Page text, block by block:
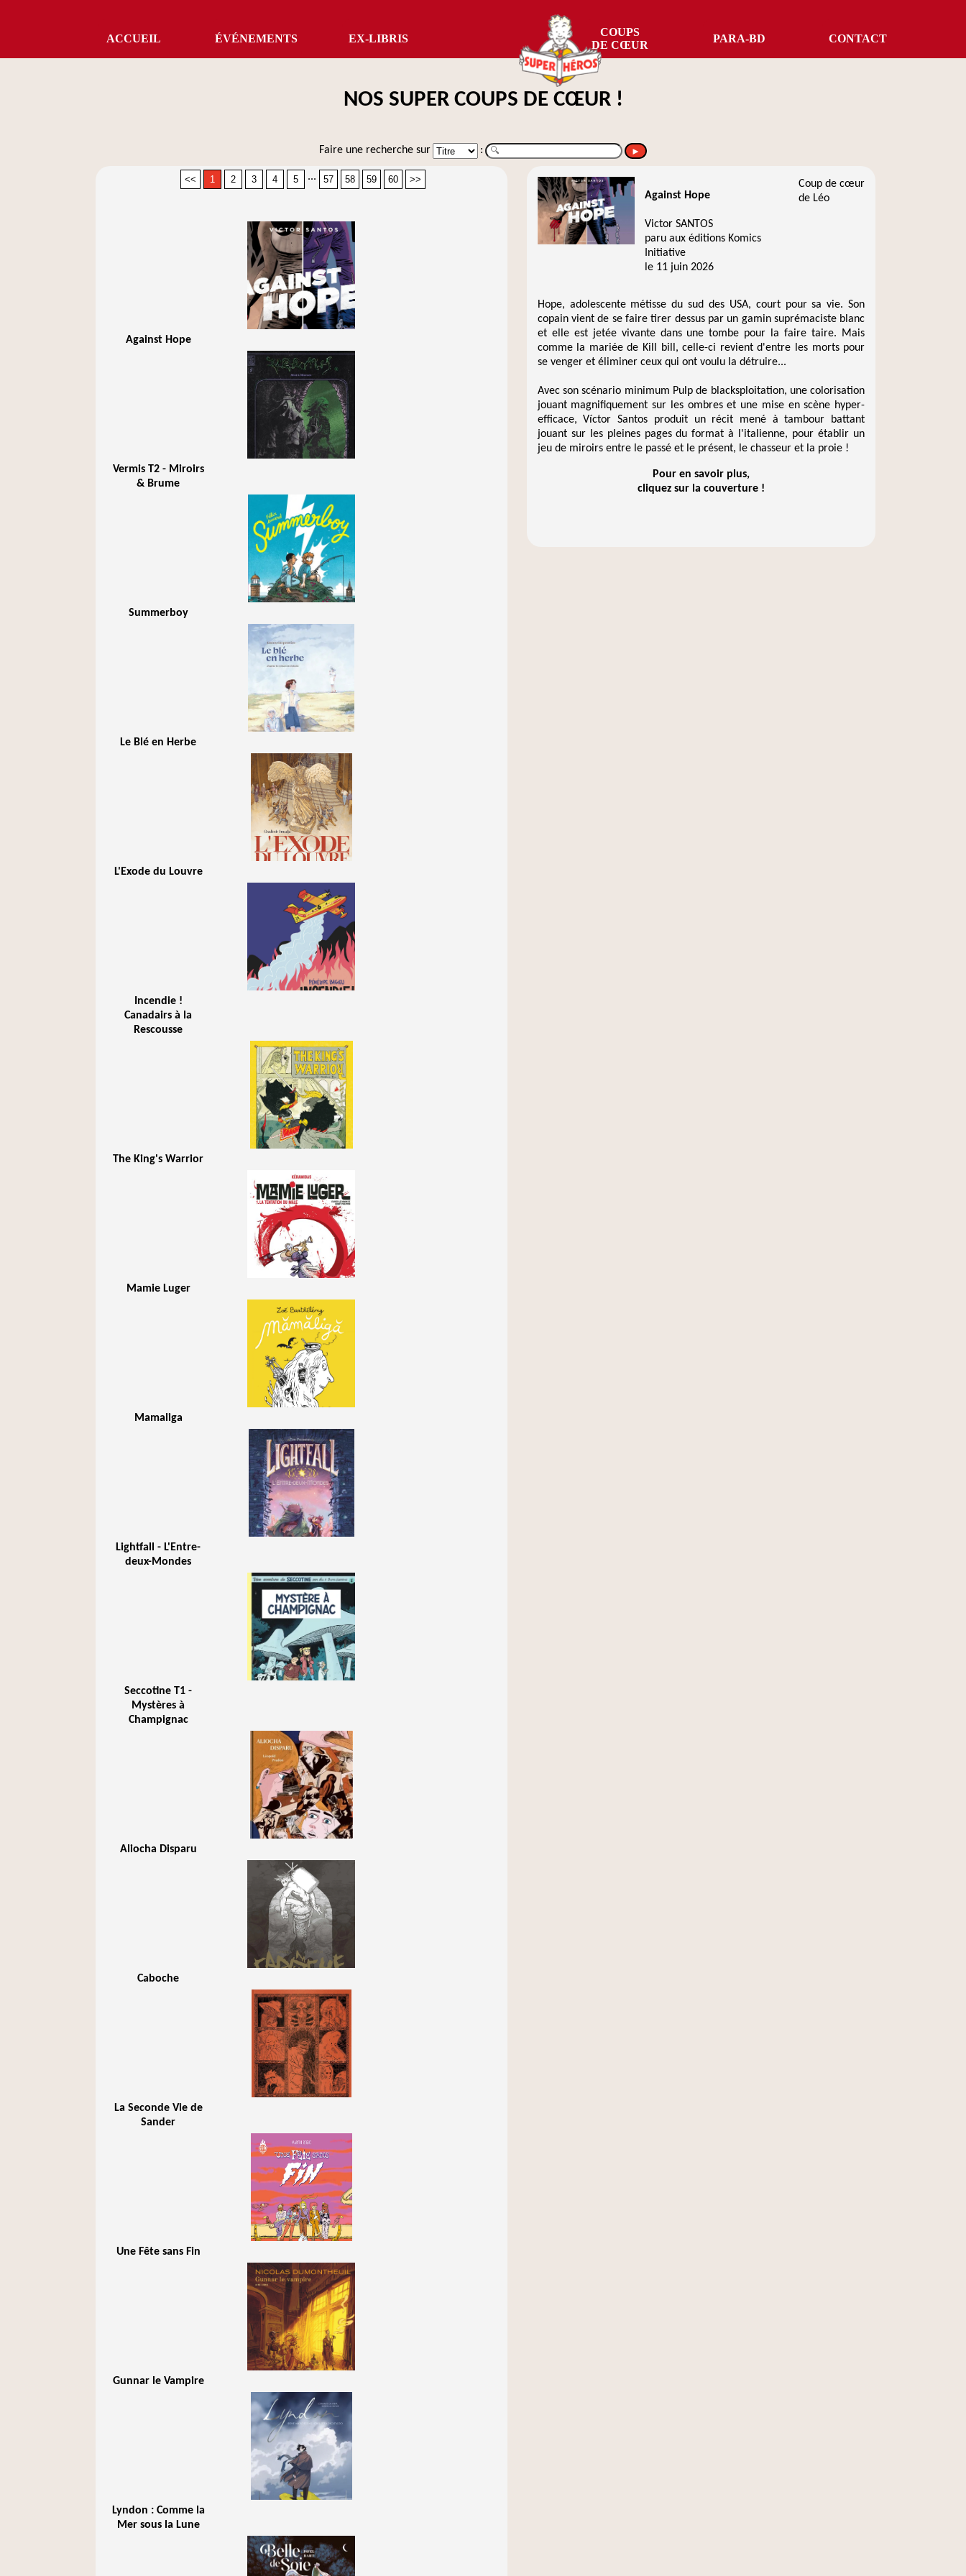
ACCUEIL ÉVÉNEMENTS EX-LIBRIS
COUPS
DE CŒUR
PARA-BD CONTACT
NOS SUPER COUPS DE CŒUR !
Faire une recherche sur : ►
<< 1 2 3 4 5 ... 57 58 59 60 >>
Against Hope
Vermis T2 - Miroirs
& Brume
Summerboy
Le Blé en Herbe
L'Exode du Louvre
Incendie !
Canadairs à la
Rescousse
The King's Warrior
Mamie Luger
Mamaliga
Lightfall - L'Entre-
deux-Mondes
Seccotine T1 -
Mystères à
Champignac
Aliocha Disparu
Caboche
La Seconde Vie de
Sander
Une Fête sans Fin
Gunnar le Vampire
Lyndon : Comme la
Mer sous la Lune
Coup de cœur
de Léo
Against Hope
Victor SANTOS
paru aux éditions Komics
Initiative
le 11 juin 2026
Hope, adolescente métisse du sud des USA, court pour sa vie. Son
copain vient de se faire tirer dessus par un gamin suprémaciste blanc
et elle est jetée vivante dans une tombe pour la faire taire. Mais
comme la mariée de Kill bill, celle-ci revient d'entre les morts pour
se venger et éliminer ceux qui ont voulu la détruire...
Avec son scénario minimum Pulp de blacksploitation, une colorisation
jouant magnifiquement sur les ombres et une mise en scène hyper-
efficace, Víctor Santos produit un récit mené à tambour battant
jouant sur les pleines pages du format à l'italienne, pour établir un
jeu de miroirs entre le passé et le présent, le chasseur et la proie !
Pour en savoir plus,
cliquez sur la couverture !